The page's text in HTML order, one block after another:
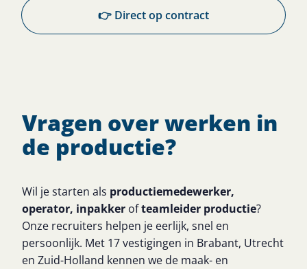
👉 Direct op contract
Vragen over werken in
de productie?​
Wil je starten als productiemedewerker,
operator, inpakker ofteamleider productie?
Onze recruiters helpen je eerlijk, snel en
persoonlijk. Met 17 vestigingen in Brabant, Utrecht
en Zuid-Holland kennen we de maak- en